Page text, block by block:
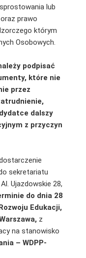
lub
prawo
którym
Osobowych.
podpisać
które nie
przez
dalszy
z przyczyn
sekretariatu
Ujazdowskie 28,
do dnia 28
Edukacji,
z
na stanowisko
– WDPP-